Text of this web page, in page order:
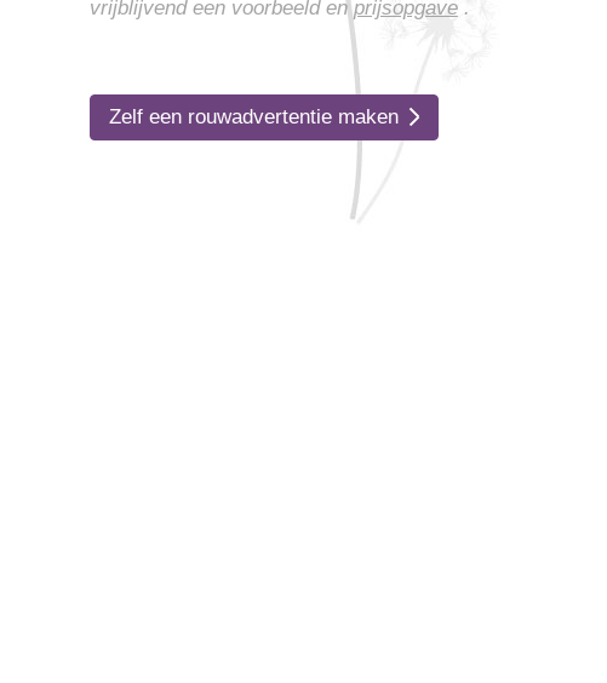
vrijblijvend een voorbeeld enprijsopgave.
Zelf een rouwadvertentie maken